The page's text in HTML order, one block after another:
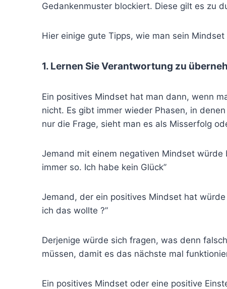
Gedankenmuster blockiert. Diese gilt es zu
Hier einige gute Tipps, wie man sein
1. Lernen Sie Verantwortung zu
Ein positives Mindset hat man dann, wenn
nicht. Es gibt immer wieder Phasen, in
nur die Frage, sieht man es als Misserfolg
Jemand mit einem negativen Mindset würde
immer so. Ich habe kein Glück”
Jemand, der ein positives Mindset hat
ich das wollte ?”
Derjenige würde sich fragen, was denn
müssen, damit es das nächste mal
Ein positives Mindset oder eine positive